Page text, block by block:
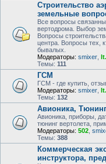
Строительство
земельные
Все вопросы
вертодрома. Выбор
Вопросы
центра. Вопросы тех,
бывалых.
Модераторы: smixer
Темы: 111
ГСМ
ГСМ - где купить,
Модераторы: smixer
Темы: 132
Авионика,
Авионика, приборы,
тюнинг вертолета,
Модераторы: 502
Темы: 388
Коммерческая
инструктора,